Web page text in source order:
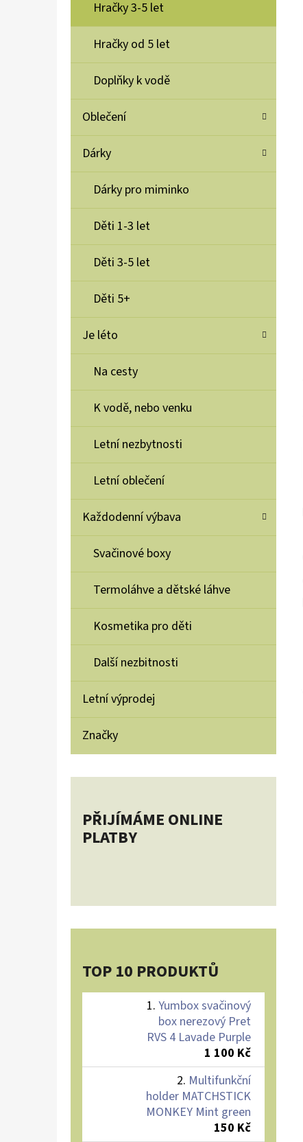
Hračky 3-5 let
Hračky od 5 let
Doplňky k vodě
Oblečení
Dárky
Dárky pro miminko
Děti 1-3 let
Děti 3-5 let
Děti 5+
Je léto
Na cesty
K vodě, nebo venku
Letní nezbytnosti
Letní oblečení
Každodenní výbava
Svačinové boxy
Termoláhve a dětské láhve
Kosmetika pro děti
Další nezbitnosti
Letní výprodej
Značky
PŘIJÍMÁME ONLINE
PLATBY
TOP 10 PRODUKTŮ
Yumbox svačinový
box nerezový Pret
RVS 4 Lavade Purple
1 100 Kč
Multifunkční
holder MATCHSTICK
MONKEY Mint green
150 Kč
YUMBOX SVAČINOVÝ BOX NEREZOVÝ PRET
1 100 Kč